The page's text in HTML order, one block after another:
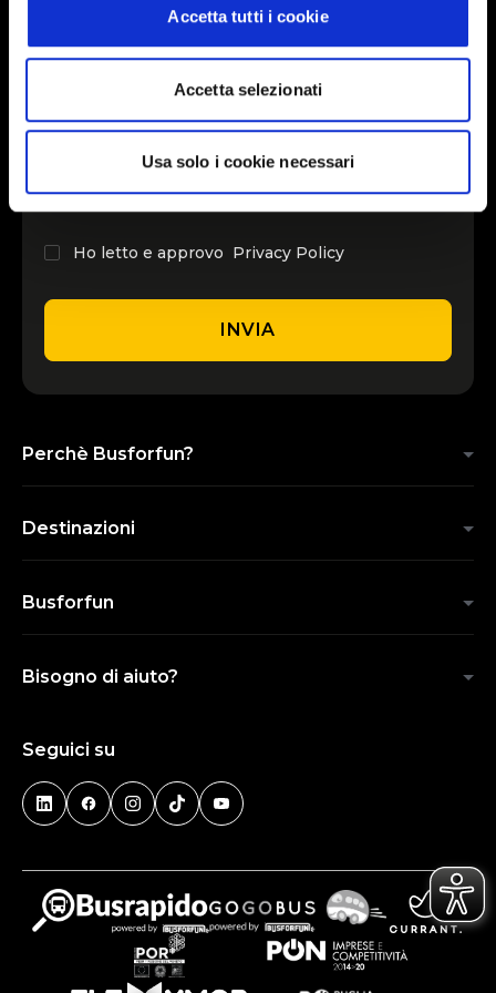
Accetta tutti i cookie
Accetta selezionati
Usa solo i cookie necessari
INSERISCI IL TUO NOME
Ho letto e approvo Privacy Policy
INVIA
Perchè Busforfun?
Destinazioni
Busforfun
Bisogno di aiuto?
Seguici su